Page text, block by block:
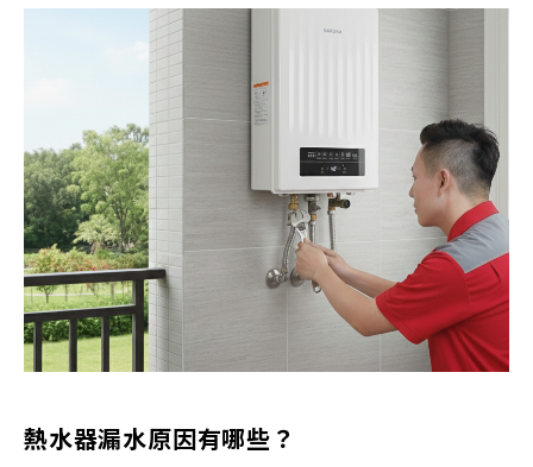
熱水器漏水原因有哪些？